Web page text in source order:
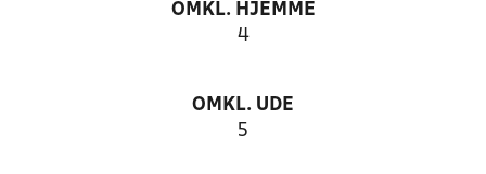
OMKL. HJEMME
4
OMKL. UDE
5